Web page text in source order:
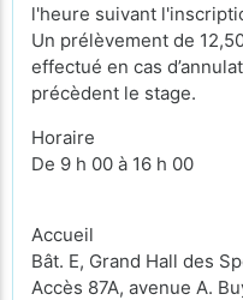
l'heure suivant
Un prélèvement de
effectué en cas
précèdent le stage.
Horaire
De 9 h 00 à 16 h 00
Accueil
Bât. E, Grand Hall des
Accès 87A, avenue A.